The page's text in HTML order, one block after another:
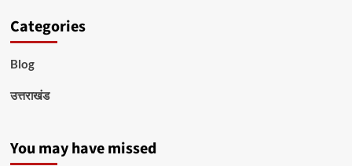
Categories
Blog
उत्तराखंड
You may have missed